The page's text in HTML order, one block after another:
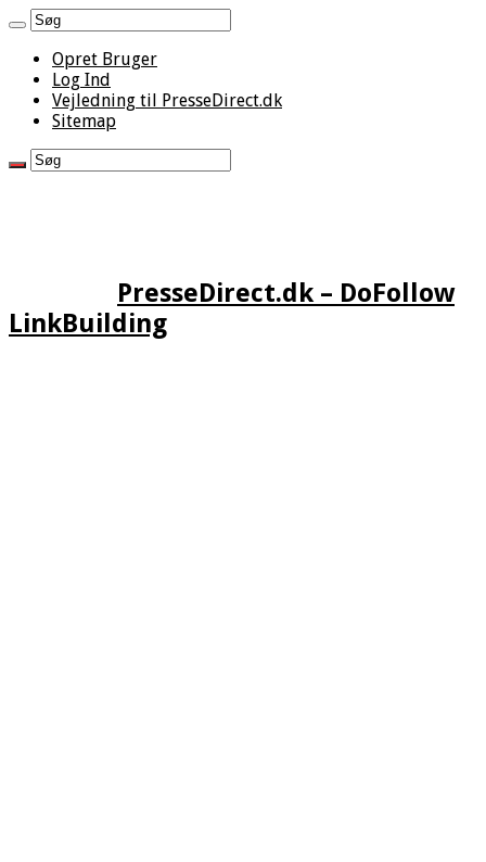
Opret Bruger
Log Ind
Vejledning til PresseDirect.dk
Sitemap
PresseDirect.dk – DoFollow
LinkBuilding